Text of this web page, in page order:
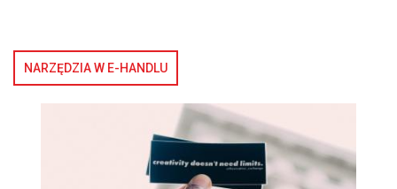
NARZĘDZIA W E-HANDLU